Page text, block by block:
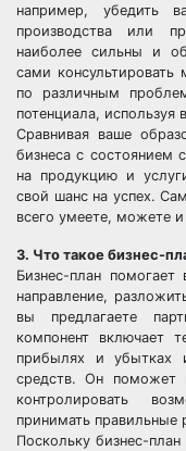
например, убедить
производства или
наиболее сильны и
сами консультировать
по различным
потенциала, используя
Сравнивая ваше
бизнеса с состоянием
на продукцию и
свой шанс на успех.
всего умеете, можете
3. Что такое бизнес-
Бизнес-план
направление,
вы предлагаете
компонент включает
прибылях и убытках
средств. Он поможет
контролировать
принимать правильные
Поскольку бизнес-